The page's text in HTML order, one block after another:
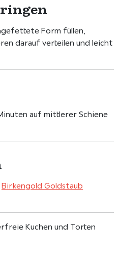
Form füllen,
darauf verteilen und leicht
auf mittlerer Schiene
Birkengold Goldstaub
Kuchen und Torten